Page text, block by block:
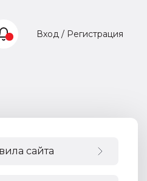
Вход / Регистрация
сайта